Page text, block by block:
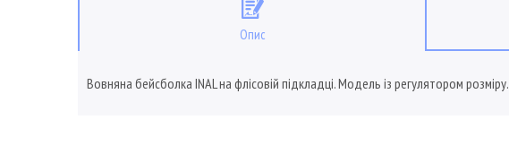
Опис
Вовняна бейсболка INAL на флісовій підкладці. Модель із регулятором розміру.